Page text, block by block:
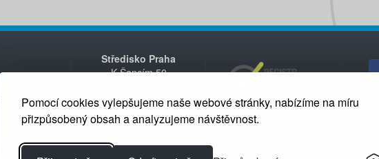
Pomocí cookies vylepšujeme naše webové stránky, nabízíme na míru
přizpůsobený obsah a analyzujeme návštěvnost.
Středisko Praha
K Šancím 50
+420 235 312 200